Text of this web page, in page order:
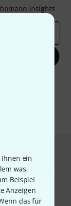
ein
was
Beispiel
Anzeigen
das für
Insights
von E-Mail-
zu. Die
finden Sie in